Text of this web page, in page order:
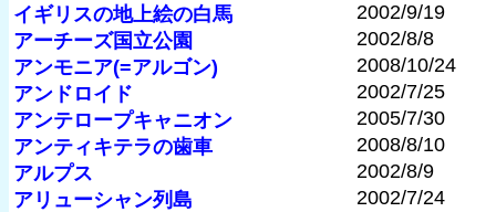
イギリスの地上絵の白馬
2002/9/19
アーチーズ国立公園
2002/8/8
アンモニア(=アルゴン)
2008/10/24
アンドロイド
2002/7/25
アンテロープキャニオン
2005/7/30
アンティキテラの歯車
2008/8/10
アルプス
2002/8/9
アリューシャン列島
2002/7/24